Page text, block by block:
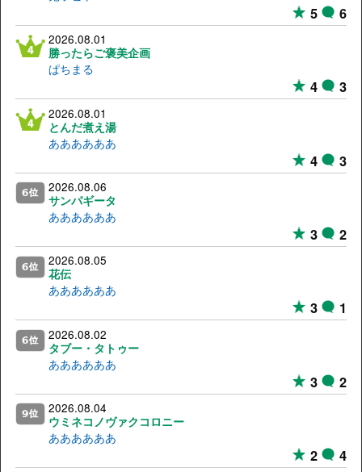
5 6
2026.08.01
勝ったらご褒美企画
ぱちまる
4 3
2026.08.01
とんだ煮え湯
ああああああ
4 3
2026.08.06
サンパギータ
ああああああ
3 2
2026.08.05
花伝
ああああああ
3 1
2026.08.02
タブー・タトゥー
ああああああ
3 2
2026.08.04
ウミネコノヴァクコロニー
ああああああ
2 4